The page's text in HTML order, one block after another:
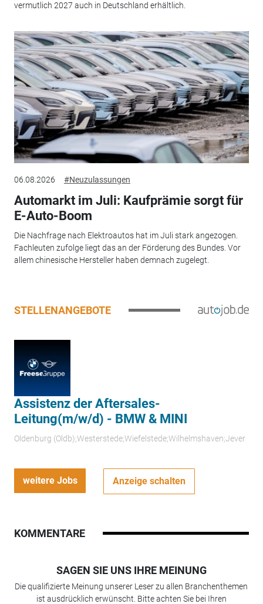
vermutlich 2027 auch in Deutschland erhältlich.
06.08.2026 #Neuzulassungen
Automarkt im Juli: Kaufprämie sorgt für
E-Auto-Boom
Die Nachfrage nach Elektroautos hat im Juli stark angezogen.
Fachleuten zufolge liegt das an der Förderung des Bundes. Vor
allem chinesische Hersteller haben demnach zugelegt.
STELLENANGEBOTE
Assistenz der Aftersales-
Leitung(m/w/d) - BMW & MINI
Oldenburg (Oldb);Westerstede;Wiefelstede;Wilhelmshaven;Jever
weitere Jobs Anzeige schalten
KOMMENTARE
SAGEN SIE UNS IHRE MEINUNG
Die qualifizierte Meinung unserer Leser zu allen Branchenthemen
ist ausdrücklich erwünscht. Bitte achten Sie bei Ihren